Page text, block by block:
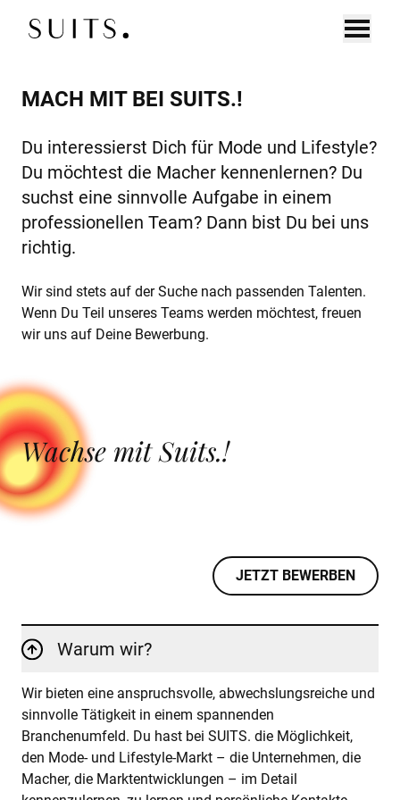
UNTERNEHMEN
EXECUTIVE SEARCH
CONNECT
BOARD SEARCH
DIAGNOSTICS
KANDIDAT:INNEN
COACHING
KI-TRAINING
ÜBER UNS
KARRIERE
MACH MIT BEI SUITS.!
Du interessierst Dich für Mode und Lifestyle?
Du möchtest die Macher kennenlernen? Du
suchst eine sinnvolle Aufgabe in einem
professionellen Team? Dann bist Du bei uns
richtig.
Wir sind stets auf der Suche nach passenden Talenten.
Wenn Du Teil unseres Teams werden möchtest, freuen
wir uns auf Deine Bewerbung.
Wachse mit Suits.!
JETZT BEWERBEN
Warum wir?
Wir bieten eine anspruchsvolle, abwechslungsreiche und
sinnvolle Tätigkeit in einem spannenden
Branchenumfeld. Du hast bei SUITS. die Möglichkeit,
den Mode- und Lifestyle-Markt – die Unternehmen, die
Macher, die Marktentwicklungen – im Detail